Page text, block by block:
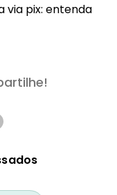
via pix: entenda